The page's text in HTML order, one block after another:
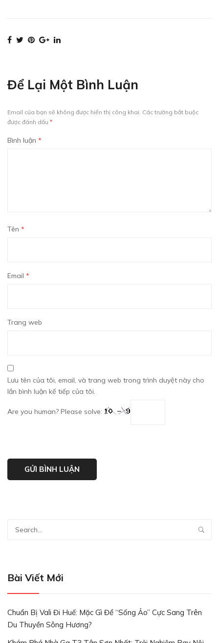
Để Lại Một Bình Luận
Email của bạn sẽ không được hiển thị công khai. Các trường bắt buộc
được đánh dấu *
Bình luận *
Tên *
Email *
Trang web
Lưu tên của tôi, email, và trang web trong trình duyệt này cho
lần bình luận kế tiếp của tôi.
Are you human? Please solve:
Bài Viết Mới
Chuẩn Bị Vali Đi Huế: Mặc Gì Để “Sống Ảo” Cực Sang Trên
Du Thuyền Sông Hương?